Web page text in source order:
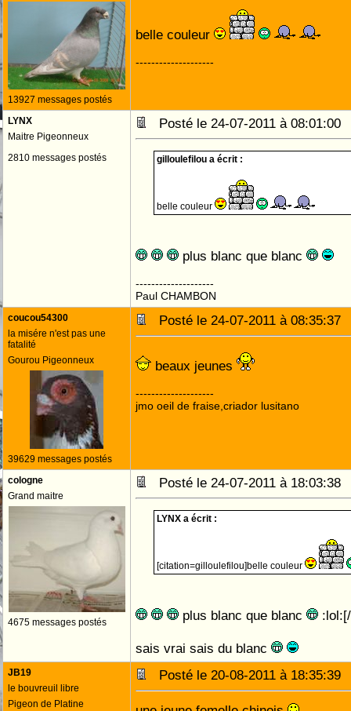
13927 messages postés
belle couleur
--------------------
LYNX
Maitre Pigeonneux
2810 messages postés
Posté le 24-07-2011 à
gilloulefilou a écrit :
belle couleur
plus blanc que blanc
--------------------
Paul CHAMBON
coucou54300
la misére n'est pas une
fatalité
Gourou Pigeonneux
39629 messages postés
Posté le 24-07-2011 à
beaux jeunes
--------------------
jmo oeil de fraise,criador lusitano
cologne
Grand maitre
4675 messages postés
Posté le 24-07-2011 à
LYNX a écrit :
[citation=gilloulefilou]belle couleur
plus blanc que blanc
sais vrai sais du blanc
JB19
le bouvreuil libre
Pigeon de Platine
Posté le 20-08-2011 à